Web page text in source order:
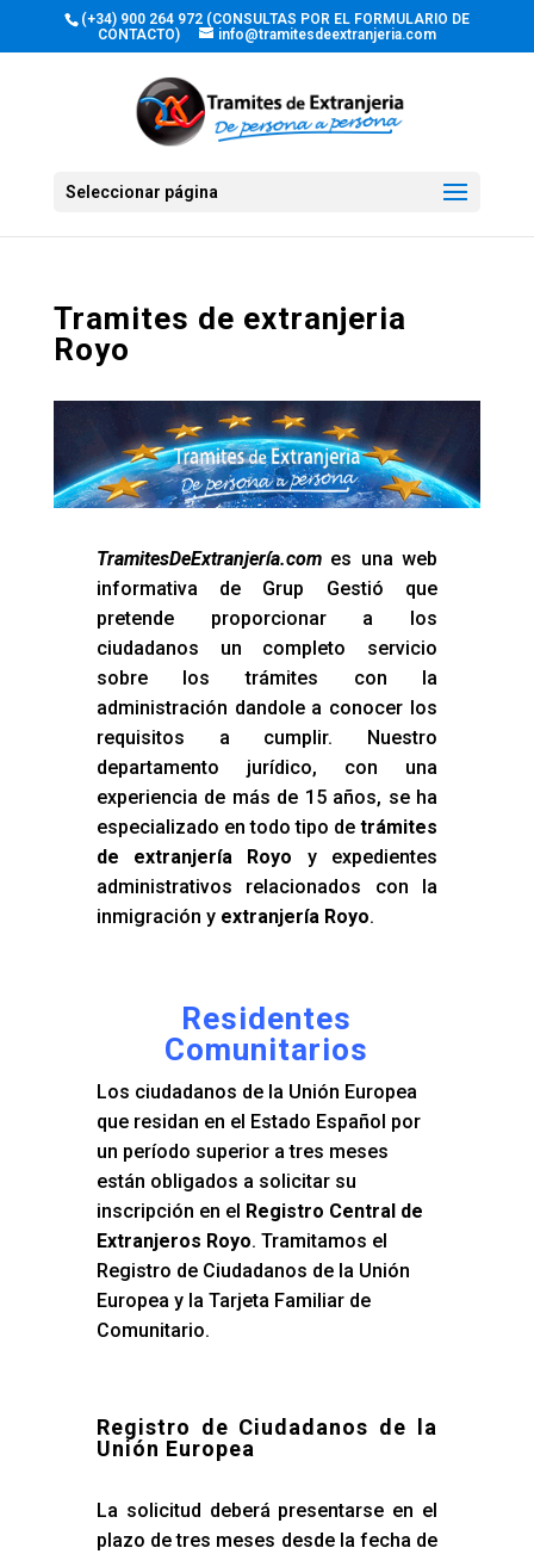
(+34) 900 264 972 (CONSULTAS POR EL FORMULARIO DE
CONTACTO)
info@tramitesdeextranjeria.com
Seleccionar página
Tramites de extranjeria
Royo
TramitesDeExtranjería.comes una web
informativa de Grup Gestió que
pretende proporcionar a los
ciudadanos un completo servicio
sobre los trámites con la
administración dandole a conocer los
requisitos a cumplir. Nuestro
departamento jurídico, con una
experiencia de más de 15 años, se ha
especializado en todo tipo detrámites
de extranjería Royo y expedientes
administrativos relacionados con la
inmigración y extranjería Royo.
Residentes
Comunitarios
Los ciudadanos de la Unión Europea
que residan en el Estado Español por
un período superior a tres meses
están obligados a solicitar su
inscripción en el Registro Central de
Extranjeros Royo. Tramitamos el
Registro de Ciudadanos de la Unión
Europea y la Tarjeta Familiar de
Comunitario.
Registro de Ciudadanos de la
Unión Europea
La solicitud deberá presentarse en el
plazo de tres meses desde la fecha de